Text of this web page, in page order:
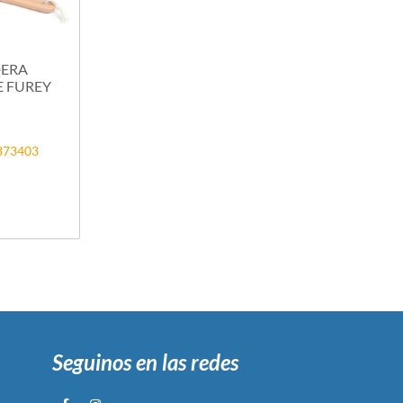
FUREY
Seguinos en las redes